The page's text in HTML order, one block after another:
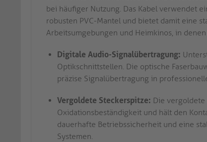
bei häufiger Nutzung. Das Kabel verwendet
robusten PVC-Mantel und bietet damit eine
Arbeitsumgebungen und Heimkinos, in
Digitale Audio-Signalübertragung:
Optikschnittstellen. Die optische
präzise Signalübertragung in
Vergoldete Steckerspitze: Die
Oxidationsbeständigkeit und hält den
dauerhafte Betriebssicherheit und eine
Systemen.